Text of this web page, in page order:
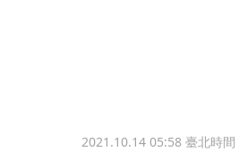
2021.10.14 05:58臺北時間